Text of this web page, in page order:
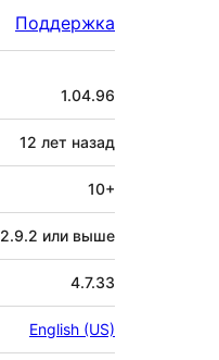
Поддержка
1.04.96
12 лет назад
10+
2.9.2 или выше
4.7.33
English (US)